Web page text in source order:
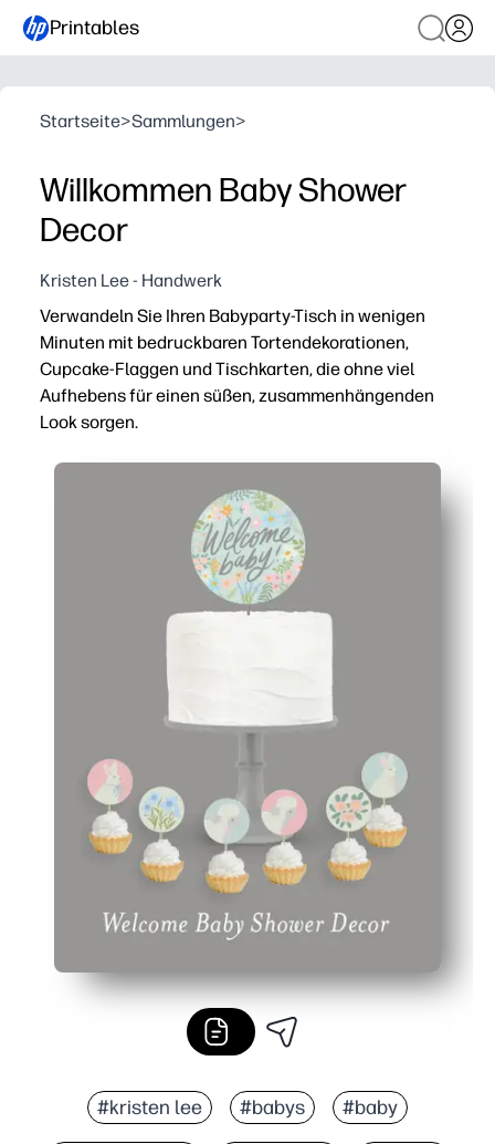
Printables
Startseite>Sammlungen>
Willkommen Baby Shower
Decor
Kristen Lee - Handwerk
Verwandeln Sie Ihren Babyparty-Tisch in wenigen
Minuten mit bedruckbaren Tortendekorationen,
Cupcake-Flaggen und Tischkarten, die ohne viel
Aufhebens für einen süßen, zusammenhängenden
Look sorgen.
Keine Vorbereitung — drucken Sie zu Hause aus,
Schnelle, kinderleichte Schritte: Platzkarten zur
Kohäsiver Stil — zusammenpassende Teile binden
Persönliche Note — fügen Sie Namen oder
#kristen lee #babys #baby